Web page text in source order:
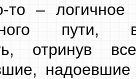
то – логичное
пути,
отринув